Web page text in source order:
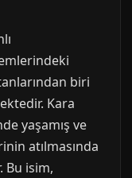
biri
Kara
yaşamış ve
atılmasında
Bu isim,